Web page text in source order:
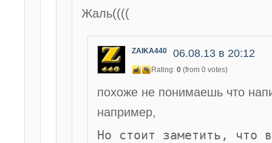
Жаль((((
ZAIKA440 06.08.13 в 20:12
Rating: 0 (from 0 votes)
похоже не понимаешь что
например,
Но стоит заметить, что в